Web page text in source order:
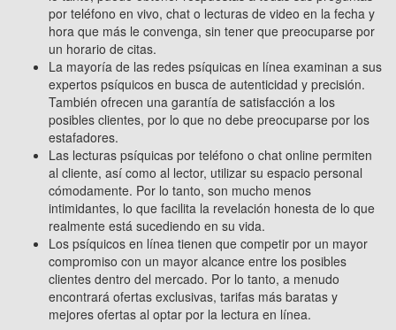
por teléfono en vivo, chat o lecturas de video en la fecha y
hora que más le convenga, sin tener que preocuparse por
un horario de citas.
La mayoría de las redes psíquicas en línea examinan a sus
expertos psíquicos en busca de autenticidad y precisión.
También ofrecen una garantía de satisfacción a los
posibles clientes, por lo que no debe preocuparse por los
estafadores.
Las lecturas psíquicas por teléfono o chat online permiten
al cliente, así como al lector, utilizar su espacio personal
cómodamente. Por lo tanto, son mucho menos
intimidantes, lo que facilita la revelación honesta de lo que
realmente está sucediendo en su vida.
Los psíquicos en línea tienen que competir por un mayor
compromiso con un mayor alcance entre los posibles
clientes dentro del mercado. Por lo tanto, a menudo
encontrará ofertas exclusivas, tarifas más baratas y
mejores ofertas al optar por la lectura en línea.